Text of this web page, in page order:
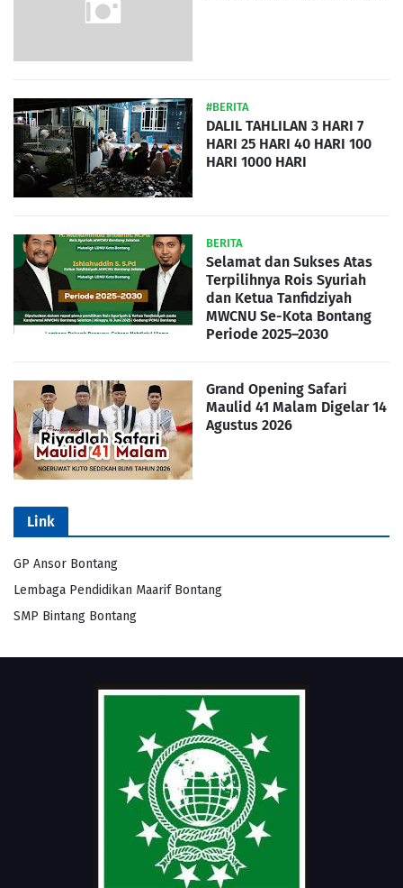
#BERITA
DALIL TAHLILAN 3 HARI 7
HARI 25 HARI 40 HARI 100
HARI 1000 HARI
BERITA
Selamat dan Sukses Atas
Terpilihnya Rois Syuriah
dan Ketua Tanfidziyah
MWCNU Se-Kota Bontang
Periode 2025–2030
Grand Opening Safari
Maulid 41 Malam Digelar 14
Agustus 2026
Link
GP Ansor Bontang
Lembaga Pendidikan Maarif Bontang
SMP Bintang Bontang